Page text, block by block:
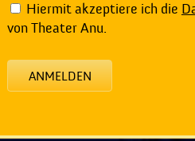
Hiermit akzeptiere ich die
von Theater Anu.
ANMELDEN